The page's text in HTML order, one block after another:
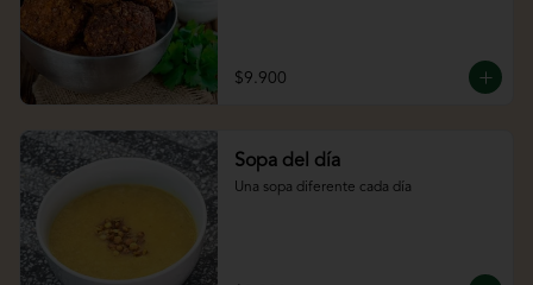
$9.900
Sopa del día
Una sopa diferente cada día